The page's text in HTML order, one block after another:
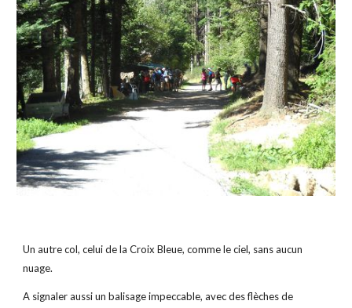
Un autre col, celui de la Croix Bleue, comme le ciel, sans aucun
nuage.
A signaler aussi un balisage impeccable, avec des flèches de